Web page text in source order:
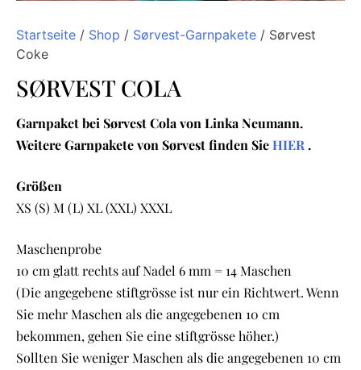
Startseite / Shop / Sørvest-Garnpakete / Sørvest
Coke
SØRVEST COLA
Garnpaket bei Sørvest Cola von Linka Neumann.
Weitere Garnpakete von Sørvest finden SieHIER.
Größen
XS (S) M (L) XL (XXL) XXXL
Maschenprobe
10 cm glatt rechts auf Nadel 6 mm = 14 Maschen
(Die angegebene stiftgrösse ist nur ein Richtwert. Wenn
Sie mehr Maschen als die angegebenen 10 cm
bekommen, gehen Sie eine stiftgrösse höher.)
Sollten Sie weniger Maschen als die angegebenen 10 cm